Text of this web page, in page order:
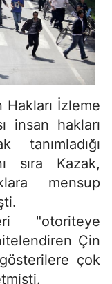
Hakları İzleme
insan hakları
tanımladığı
sıra Kazak,
mensup
"otoriteye
Çin
çok